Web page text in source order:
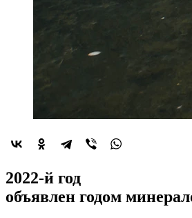
2022-й год
объявлен годом